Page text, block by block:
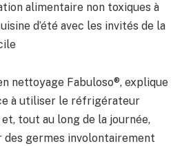
alimentaire non toxiques à
d’été avec les invités de la
nettoyage Fabuloso®, explique
à utiliser le réfrigérateur
tout au long de la journée,
des germes involontairement